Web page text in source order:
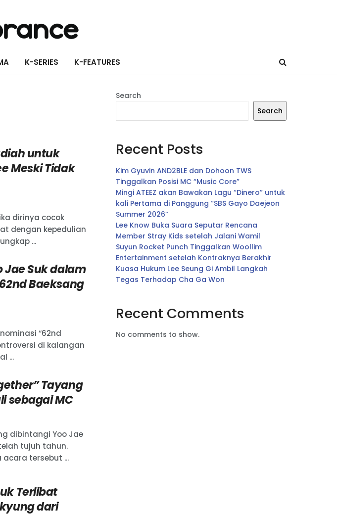
K-SERIES K-FEATURES
untuk
Meski Tidak
dirinya cocok
dengan kepedulian
...
Jae Suk dalam
Baeksang
“62nd
di kalangan
...
Tayang
sebagai MC
dibintangi Yoo Jae
tujuh tahun.
tersebut ...
Terlibat
dari
Search
Search
Recent Posts
Kim Gyuvin AND2BLE dan Dohoon TWS
Tinggalkan Posisi MC “Music Core”
Mingi ATEEZ akan Bawakan Lagu “Dinero” untuk
kali Pertama di Panggung “SBS Gayo Daejeon
Summer 2026”
Lee Know Buka Suara Seputar Rencana
Member Stray Kids setelah Jalani Wamil
Suyun Rocket Punch Tinggalkan Woollim
Entertainment setelah Kontraknya Berakhir
Kuasa Hukum Lee Seung Gi Ambil Langkah
Tegas Terhadap Cha Ga Won
Recent Comments
No comments to show.